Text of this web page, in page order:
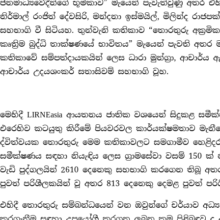
ජනමාධ්‍යවේදීන්ගේ භූමිකාව” මැයෙන් පැවැත්වුණු අතර
නිර්මාල් රංජිත් දේවසිරි, මන්දනා ඉස්මයිල්, මිලින්ද
සහභාගි වී සිටියහ. තුන්වැනි කතිකාව “තොරතුරු
කෘත්‍රිම බුද්ධි තාක්ෂණයේ භාවිතය” මැයෙන් පැවති
කතිකාවේ සම්පත්දායකයින් ලෙස ධාරා මුන්ග්‍රා,
ආචාර්ය උදයශංකර් සතාසිවම් සහභාගි වූහ.
මෙහිදී LIRNEasia ආයතනය ජාතික වශයෙන් සිදුකළ
එරෙහිව කටයුතු කිරීමේ පියවරවල කාර්යක්ෂමතාව
ද්විත්වයක තොරතුරු මෙම කතිකාවලට සමගාමීව
සමීක්ෂණය සඳහා නියැඳිය ලෙස ග්‍රාමසේවා වසම් 150
වැඩි පුද්ගලයින් 2610 දෙනෙකු සහභාගි කරගෙන තිබූ
පුවත් පරිශීලකයින් වූ අතර 813 දෙනෙකු දෙමළ පුවත්
එහිදී තොරතුරු සම්බන්ධයෙන් වන ඔවුන්ගේ චර්යාව